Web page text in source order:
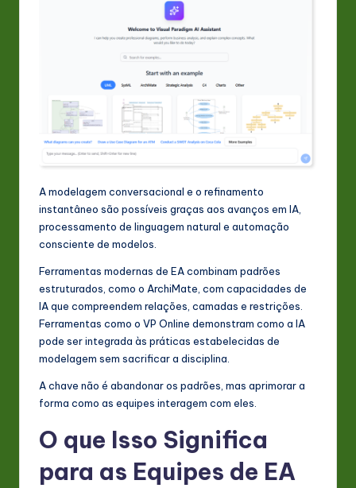
A modelagem conversacional e o refinamento
instantâneo são possíveis graças aos avanços em IA,
processamento de linguagem natural e automação
consciente de modelos.
Ferramentas modernas de EA combinam padrões
estruturados, como o ArchiMate, com capacidades de
IA que compreendem relações, camadas e restrições.
Ferramentas como o VP Online demonstram como a IA
pode ser integrada às práticas estabelecidas de
modelagem sem sacrificar a disciplina.
A chave não é abandonar os padrões, mas aprimorar a
forma como as equipes interagem com eles.
O que Isso Significa
para as Equipes de EA